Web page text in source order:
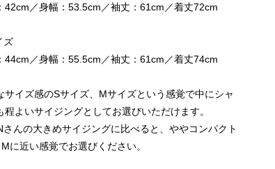
身幅：53.5cm／袖丈：61cm／着丈72cm
身幅：55.5cm／袖丈：61cm／着丈74cm
イズ感のSサイズ、Mサイズという感覚で中にシャ
程よいサイジングとしてお選びいただけます。
んの大きめサイジングに比べると、ややコンパクト
に近い感覚でお選びください。